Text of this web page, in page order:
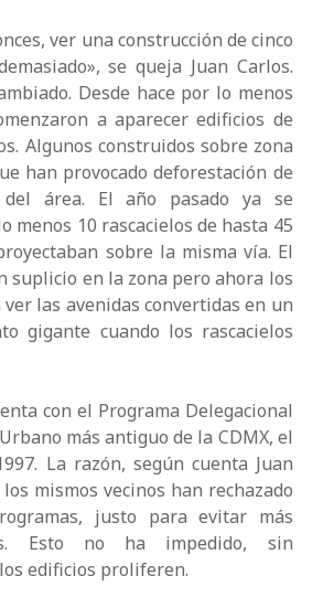
ver una construcción de cinco
se queja Juan Carlos.
Desde hace por lo menos
a aparecer edificios de
Algunos construidos sobre zona
han provocado deforestación de
área. El año pasado ya se
menos 10 rascacielos de hasta 45
sobre la misma vía. El
suplicio en la zona pero ahora los
las avenidas convertidas en un
gigante cuando los rascacielos
con el Programa Delegacional
más antiguo de la CDMX, el
La razón, según cuenta Juan
mismos vecinos han rechazado
justo para evitar más
Esto no ha impedido, sin
edificios proliferen.